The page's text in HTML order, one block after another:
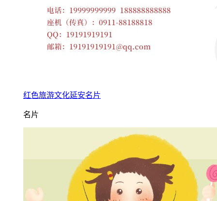
红色旅游文化延安名片
名片